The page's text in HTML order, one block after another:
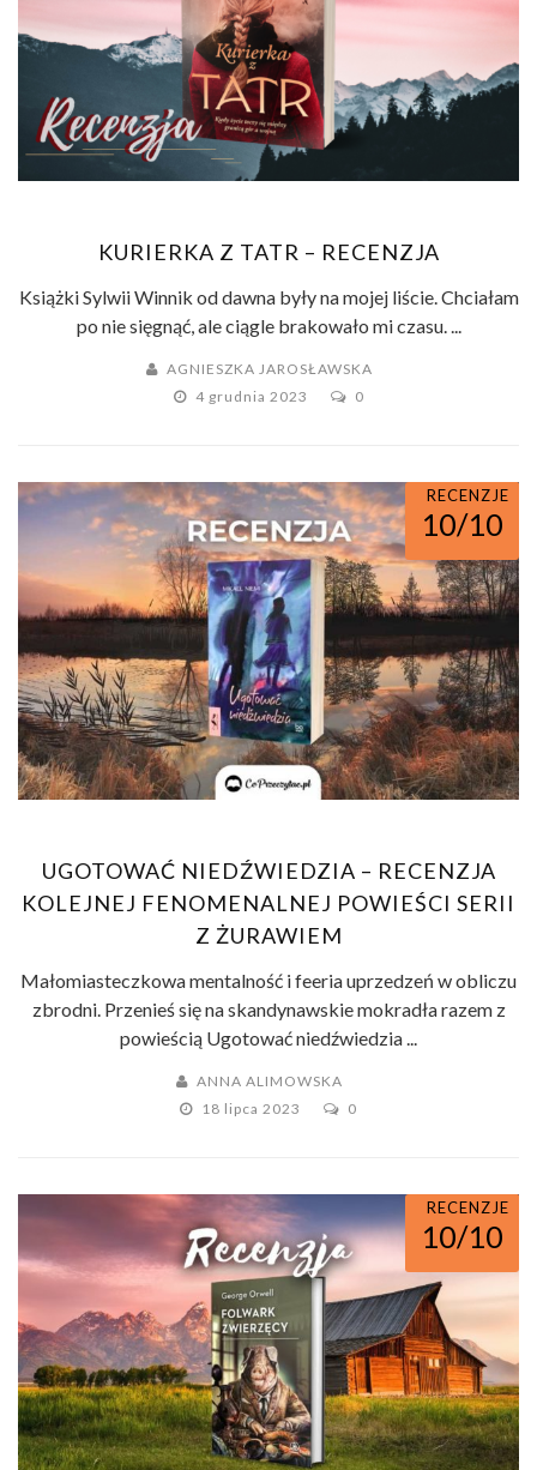
KURIERKA Z TATR – RECENZJA
Książki Sylwii Winnik od dawna były na mojej liście. Chciałam
po nie sięgnąć, ale ciągle brakowało mi czasu. ...
AGNIESZKA JAROSŁAWSKA
4 grudnia 2023
0
RECENZJE
10/10
UGOTOWAĆ NIEDŹWIEDZIA – RECENZJA
KOLEJNEJ FENOMENALNEJ POWIEŚCI SERII
Z ŻURAWIEM
Małomiasteczkowa mentalność i feeria uprzedzeń w obliczu
zbrodni. Przenieś się na skandynawskie mokradła razem z
powieścią Ugotować niedźwiedzia ...
ANNA ALIMOWSKA
18 lipca 2023
0
RECENZJE
10/10